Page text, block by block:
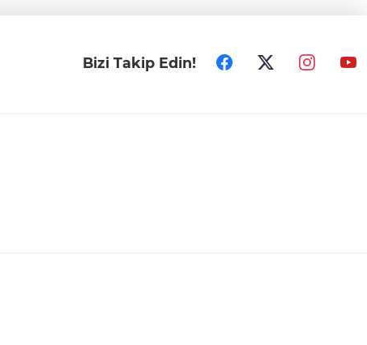
Bizi Takip Edin!